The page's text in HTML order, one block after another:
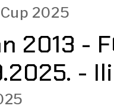
2025
2013 -
-